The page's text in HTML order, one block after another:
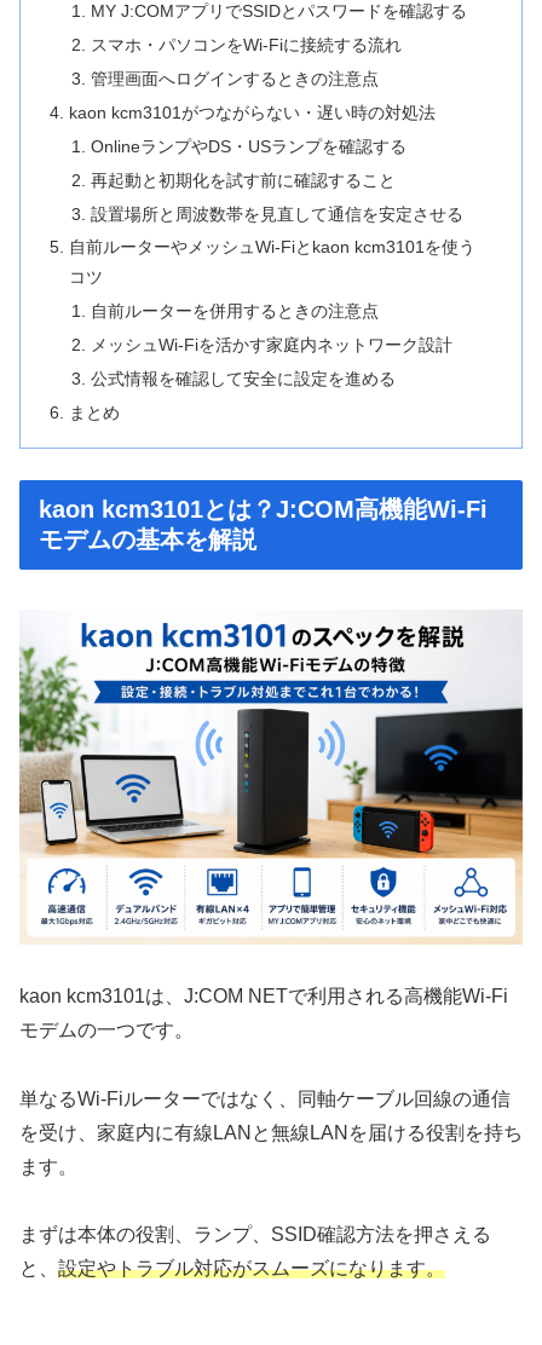
MY J:COMアプリでSSIDとパスワードを確認する
スマホ・パソコンをWi-Fiに接続する流れ
管理画面へログインするときの注意点
kaon kcm3101がつながらない・遅い時の対処法
OnlineランプやDS・USランプを確認する
再起動と初期化を試す前に確認すること
設置場所と周波数帯を見直して通信を安定させる
自前ルーターやメッシュWi-Fiとkaon kcm3101を使う
コツ
自前ルーターを併用するときの注意点
メッシュWi-Fiを活かす家庭内ネットワーク設計
公式情報を確認して安全に設定を進める
まとめ
kaon kcm3101とは？J:COM高機能Wi-Fi
モデムの基本を解説
kaon kcm3101は、J:COM NETで利用される高機能Wi-Fi
モデムの一つです。
単なるWi-Fiルーターではなく、同軸ケーブル回線の通信
を受け、家庭内に有線LANと無線LANを届ける役割を持ち
ます。
まずは本体の役割、ランプ、SSID確認方法を押さえる
と、 設定やトラブル対応がスムーズになります。